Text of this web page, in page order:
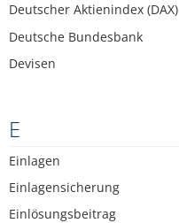
Deutscher Aktienindex (DAX)
Deutsche Bundesbank
Devisen
E
Einlagen
Einlagensicherung
Einlösungsbeitrag